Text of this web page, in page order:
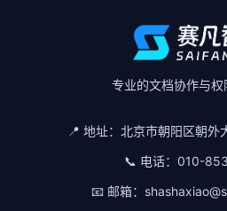
专业的文档协作与权
📍 地址： 北京市朝阳区朝外
📞 电话： 010-
📧 邮箱：